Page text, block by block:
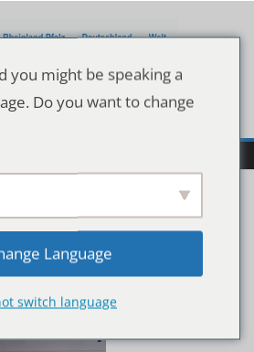
you might be speaking a
Do you want to change
Language
switch language